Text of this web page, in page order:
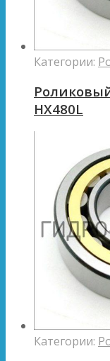
Категории:
HX480L
Категории: